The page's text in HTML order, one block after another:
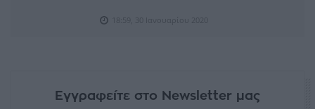
Εγγραφείτε στο Newsletter μας